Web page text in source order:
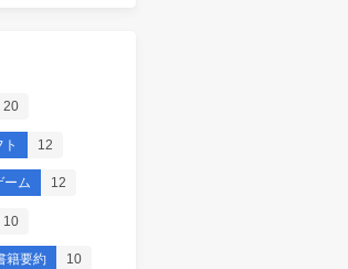
20
12
ーム 12
10
籍要約 10